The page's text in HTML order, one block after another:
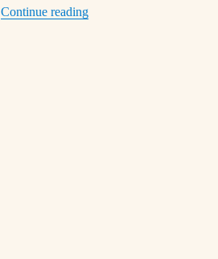
Continue reading“14/09/2015: Thiếu niên